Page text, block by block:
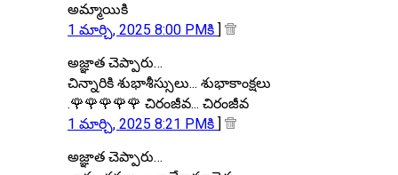
అమ్మాయికి
1 మార్చి, 2025 8:00 PMకి ]
అజ్ఞాత చెప్పారు…
చిన్నారికి శుభాశీస్సులు... శుభాకాంక్షలు
.🌹🌹🌹🌹🌹 చిరంజీవ... చిరంజీవ
1 మార్చి, 2025 8:21 PMకి ]
అజ్ఞాత చెప్పారు…